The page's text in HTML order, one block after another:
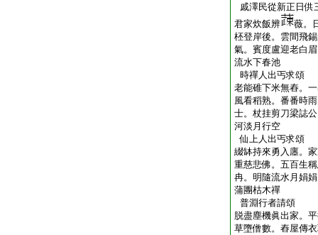
戚澤民從新正日供
君家炊飯辨
薇。
柸登岸後。雲間飛
氣。賓度盧迎老白
流水下春池
時禪人出丐求頌
老能碓下米無舂。
風看稻熟。番番時
士。杖挂剪刀梁誌
河淡月行空
仙上人出丐求頌
綴缽持來勇入廛。
重慈悲佛。五百生
冉。明隨流水月娟
蒲團枯木禪
普淵行者請頌
脱盡塵機眞出家。
草墮僧數。舂屋傳